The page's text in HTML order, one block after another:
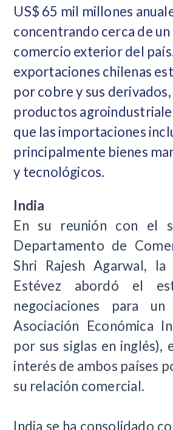
US$ 65 mil millones
concentrando cerca de
comercio exterior del
exportaciones chilenas
por cobre y sus
productos
que las importaciones
principalmente bienes
y tecnológicos.
India
En su reunión con el
Departamento de
Shri Rajesh Agarwal, la
Estévez abordó el
negociaciones para
Asociación Económica
por sus siglas en inglés),
interés de ambos países
su relación comercial.
India se ha consolidado